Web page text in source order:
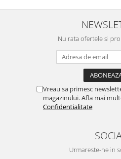
Nu rata ofertele si
Vreau sa primesc
magazinului. Afla mai
Confidentialitate
Urmareste-ne in